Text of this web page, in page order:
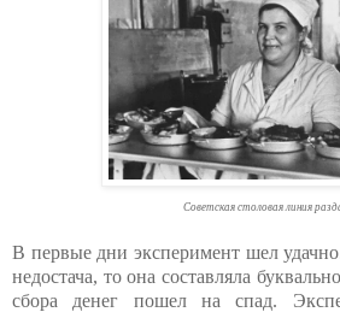
Советская столовая линия
В первые дни эксперимент шел
недостача, то она составляла
сбора денег пошел на спад.